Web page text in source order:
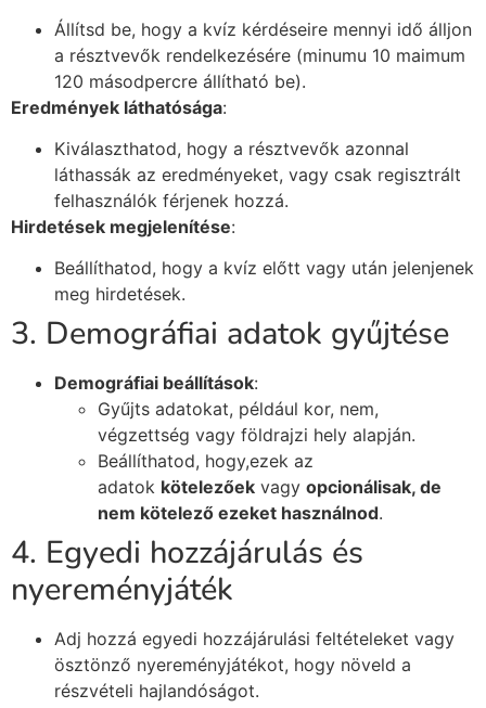
Állítsd be, hogy a kvíz kérdéseire mennyi idő álljon
a résztvevők rendelkezésére (minumu 10 maimum
120 másodpercre állítható be).
Eredmények láthatósága:
Kiválaszthatod, hogy a résztvevők azonnal
láthassák az eredményeket, vagy csak regisztrált
felhasználók férjenek hozzá.
Hirdetések megjelenítése:
Beállíthatod, hogy a kvíz előtt vagy után jelenjenek
meg hirdetések.
3. Demográfiai adatok gyűjtése
Demográfiai beállítások:
Gyűjts adatokat, például kor, nem,
végzettség vagy földrajzi hely alapján.
Beállíthatod, hogy,ezek az
adatok kötelezőek vagy opcionálisak, de
nem kötelező ezeket használnod.
4. Egyedi hozzájárulás és
nyereményjáték
Adj hozzá egyedi hozzájárulási feltételeket vagy
ösztönző nyereményjátékot, hogy növeld a
részvételi hajlandóságot.